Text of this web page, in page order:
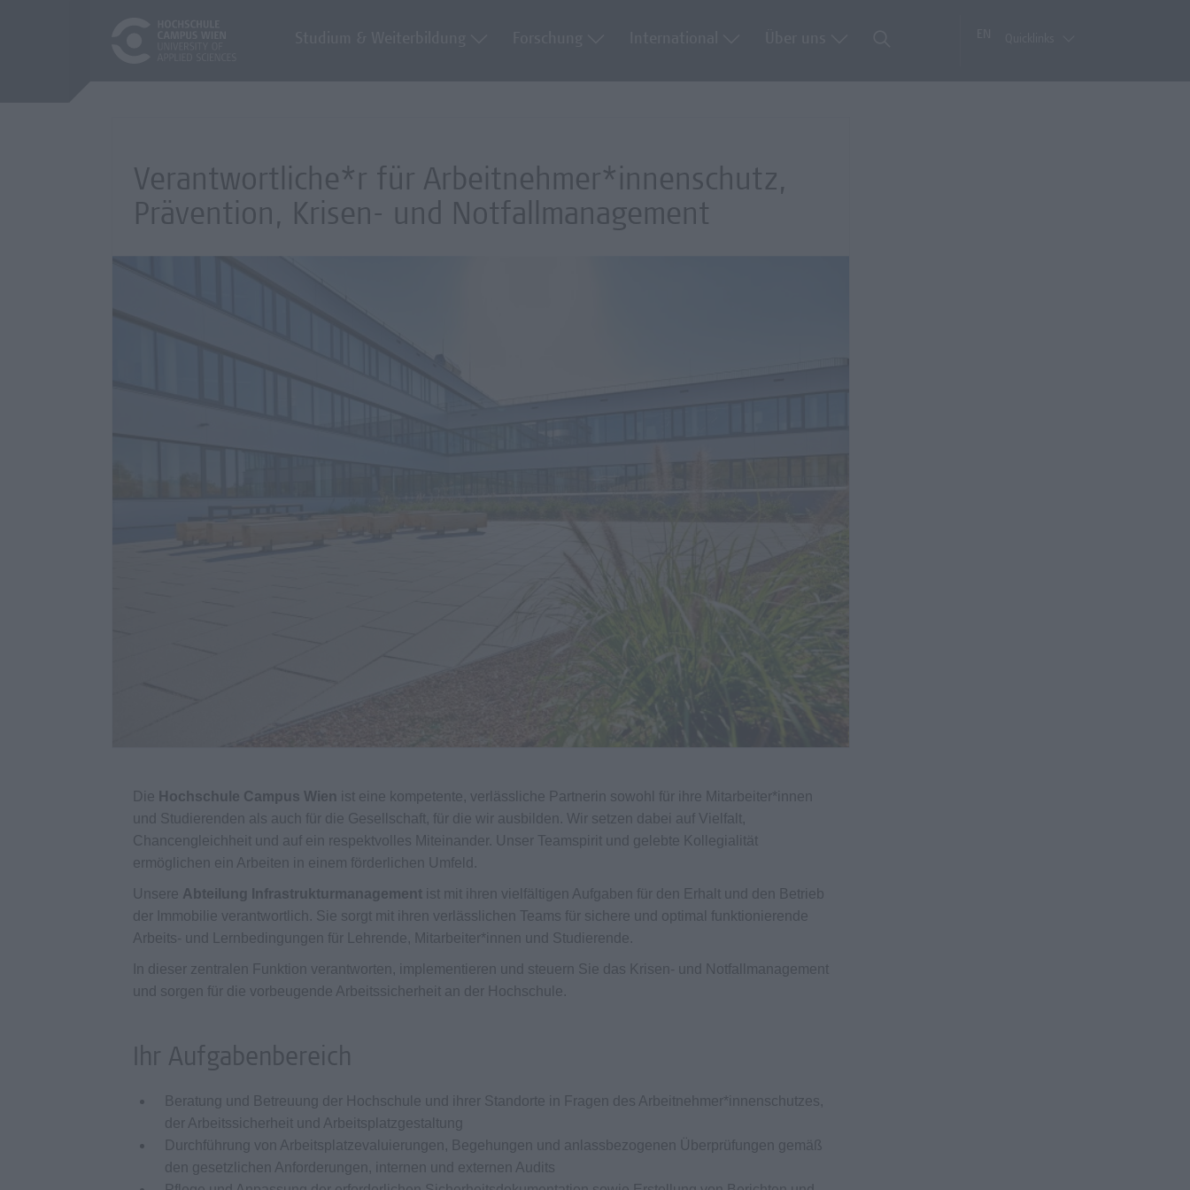
Verantwortliche*r für Arbeitnehmer*innenschutz,
Prävention, Krisen- und Notfallmanagement
Die Hochschule Campus Wien
ist eine kompetente, verlässliche Partnerin sowohl für ihre Mitarbeiter*innen
und Studierenden als auch für die Gesellschaft, für die wir ausbilden. Wir setzen dabei auf Vielfalt,
Chancengleichheit und auf ein respektvolles Miteinander. Unser Teamspirit und gelebte Kollegialität
ermöglichen ein Arbeiten in einem förderlichen Umfeld.
Unsere Abteilung Infrastrukturmanagement ist mit ihren vielfältigen Aufgaben für den Erhalt und den Betrieb
der Immobilie verantwortlich. Sie sorgt mit ihren verlässlichen Teams für sichere und optimal funktionierende
Arbeits- und Lernbedingungen für Lehrende, Mitarbeiter*innen und Studierende.
In dieser zentralen Funktion verantworten, implementieren und steuern Sie das Krisen- und Notfallmanagement
und sorgen für die vorbeugende Arbeitssicherheit an der Hochschule.
Ihr Aufgabenbereich
Beratung und Betreuung der Hochschule und ihrer Standorte in Fragen des Arbeitnehmer*innenschutzes,
der Arbeitssicherheit und Arbeitsplatzgestaltung
Durchführung von Arbeitsplatzevaluierungen, Begehungen und anlassbezogenen Überprüfungen gemäß
den gesetzlichen Anforderungen, internen und externen Audits